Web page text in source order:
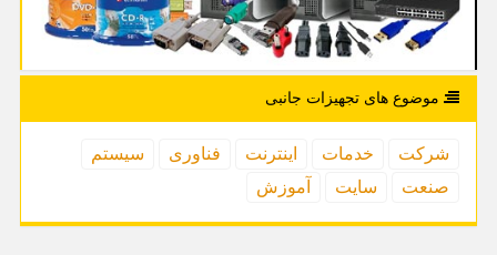
موضوع های تجهیزات جانبی
شركت خدمات اینترنت فناوری
سیستم
صنعت
سایت آموزش